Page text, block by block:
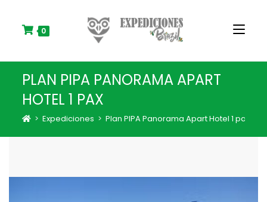
0
PLAN PIPA PANORAMA APART
HOTEL 1 PAX
> Expediciones > Plan PIPA Panorama Apart Hotel 1 pax